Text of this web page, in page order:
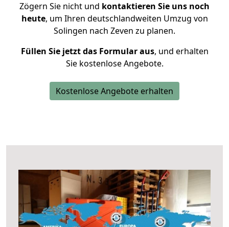
Zögern Sie nicht und kontaktieren Sie uns noch
heute, um Ihren deutschlandweiten Umzug von
Solingen nach Zeven zu planen.
Füllen Sie jetzt das Formular aus, und erhalten
Sie kostenlose Angebote.
Kostenlose Angebote erhalten